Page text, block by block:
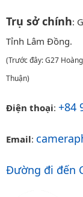
Trụ sở chính:
Tỉnh Lâm Đồng.
(Trước đây: G27
Thuận)
Điện thoại: +84
Email:
Đường đi đến